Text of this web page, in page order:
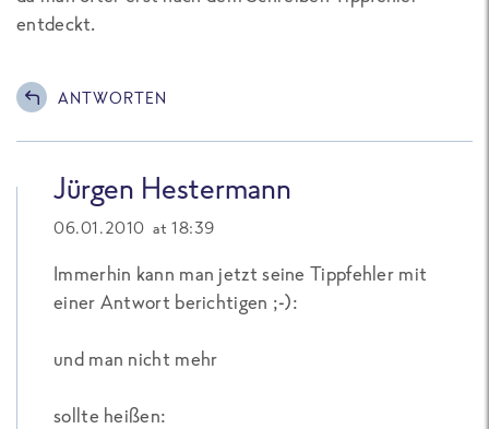
entdeckt.
ANTWORTEN
Jürgen Hestermann
06.01.2010 at 18:39
Immerhin kann man jetzt seine Tippfehler mit
einer Antwort berichtigen ;-):
und man nicht mehr
sollte heißen: